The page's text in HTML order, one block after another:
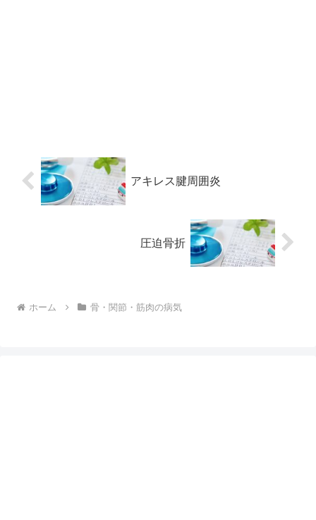
アキレス腱周囲炎
圧迫骨折
ホーム 骨・関節・筋肉の病気